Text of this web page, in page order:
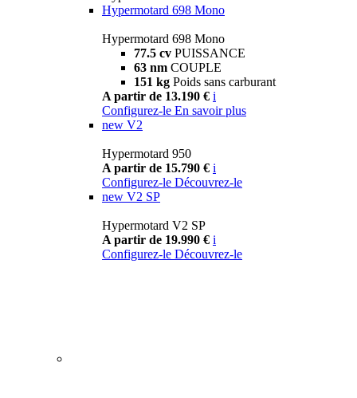
Hypermotard 698 Mono
Hypermotard 698 Mono
77.5 cv PUISSANCE
63 nm COUPLE
151 kg Poids sans carburant
A partir de 13.190 € i
Configurez-le En savoir plus
new V2
Hypermotard 950
A partir de 15.790 € i
Configurez-le Découvrez-le
new V2 SP
Hypermotard V2 SP
A partir de 19.990 € i
Configurez-le Découvrez-le